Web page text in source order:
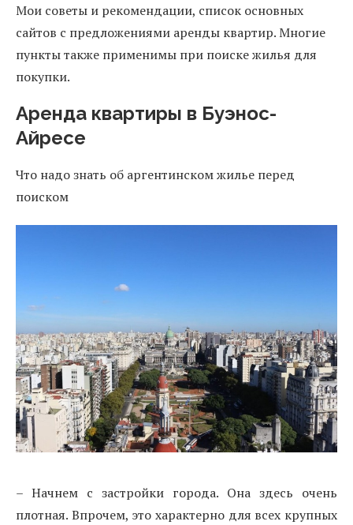
Мои советы и рекомендации, список основных
сайтов с предложениями аренды квартир. Многие
пункты также применимы при поиске жилья для
покупки.
Аренда квартиры в Буэнос-
Айресе
Что надо знать об аргентинском жилье перед
поиском
– Начнем с застройки города. Она здесь очень
плотная. Впрочем, это характерно для всех крупных